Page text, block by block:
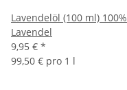
Lavendelöl (100 ml)
Lavendel
9,95 € *
99,50 € pro 1 l